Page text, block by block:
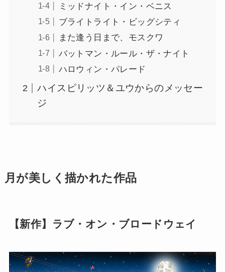
ミッドナイト・イン・ベニス
ブライトライト・ビッグシティ
また逢う日まで、モスクワ
バットマン・ルール・ザ・ナイト
ハロウィン・パレード
ハイスピリッツ＆ユウからのメッセー
ジ
月が美しく描かれた作品
【新作】ラブ・オン・ブロードウェイ